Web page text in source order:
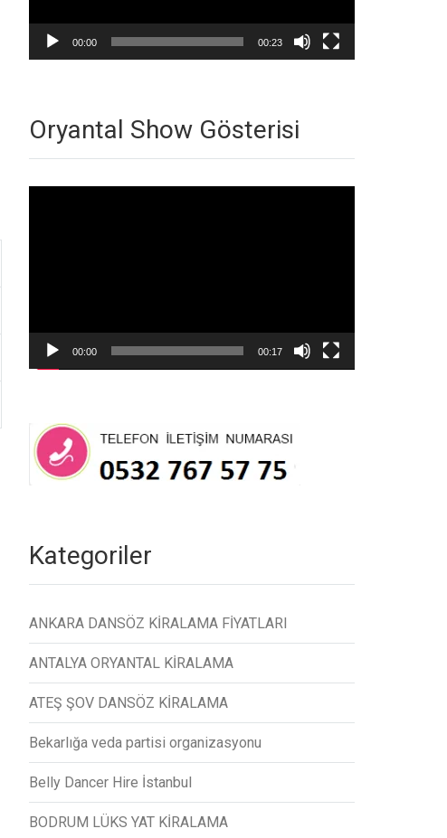
00:00 00:23
Oryantal Show Gösterisi
00:00 00:17
Kategoriler
ANKARA DANSÖZ KİRALAMA FİYATLARI
ANTALYA ORYANTAL KİRALAMA
ATEŞ ŞOV DANSÖZ KİRALAMA
Bekarlığa veda partisi organizasyonu
Belly Dancer Hire İstanbul
BODRUM LÜKS YAT KİRALAMA